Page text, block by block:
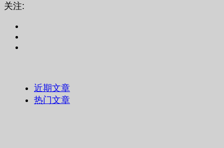
关注:
近期文章
热门文章